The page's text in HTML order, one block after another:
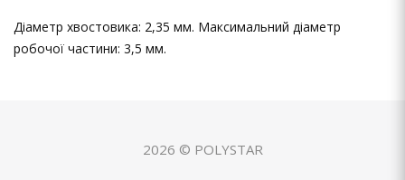
Діаметр хвостовика: 2,35 мм. Максимальний діаметр
робочої частини: 3,5 мм.
2026 © POLYSTAR